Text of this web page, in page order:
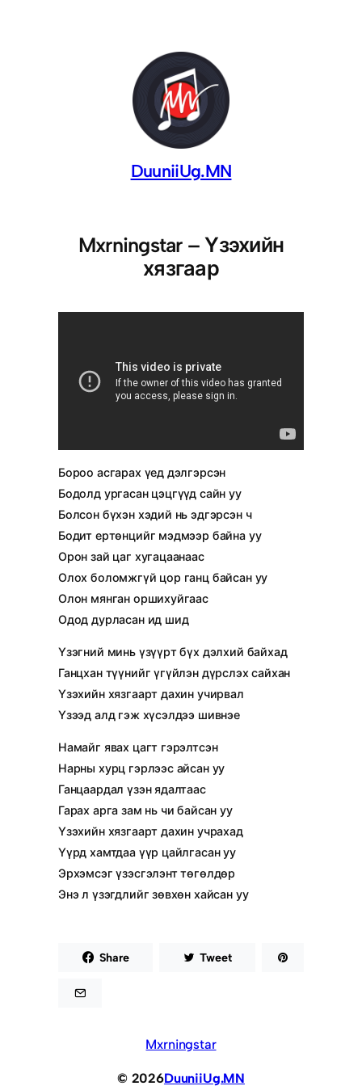
DuuniiUg.MN
Mxrningstar – Үзэхийн
хязгаар
Бороо асгарах үед дэлгэрсэн
Бодолд ургасан цэцгүүд сайн уу
Болсон бүхэн хэдий нь эдгэрсэн ч
Бодит ертөнцийг мэдмээр байна уу
Орон зай цаг хугацаанаас
Олох боломжгүй цор ганц байсан уу
Олон мянган оршихуйгаас
Одод дурласан ид шид
Үзэгний минь үзүүрт бүх дэлхий байхад
Ганцхан түүнийг үгүйлэн дүрслэх сайхан
Үзэхийн хязгаарт дахин учирвал
Үзээд алд гэж хүсэлдээ шивнэе
Намайг явах цагт гэрэлтсэн
Нарны хурц гэрлээс айсан уу
Ганцаардал үзэн ядалтаас
Гарах арга зам нь чи байсан уу
Үзэхийн хязгаарт дахин учрахад
Үүрд хамтдаа үүр цайлгасан уу
Эрхэмсэг үзэсгэлэнт төгөлдөр
Энэ л үзэгдлийг зөвхөн хайсан уу
Share Tweet
Mxrningstar
© 2026DuuniiUg.MN